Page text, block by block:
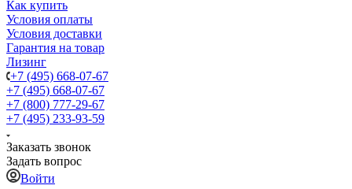
Как купить
Условия оплаты
Условия доставки
Гарантия на товар
Лизинг
+7 (495) 668-07-67
+7 (495) 668-07-67
+7 (800) 777-29-67
+7 (495) 233-93-59
Заказать звонок
Задать вопрос
Войти